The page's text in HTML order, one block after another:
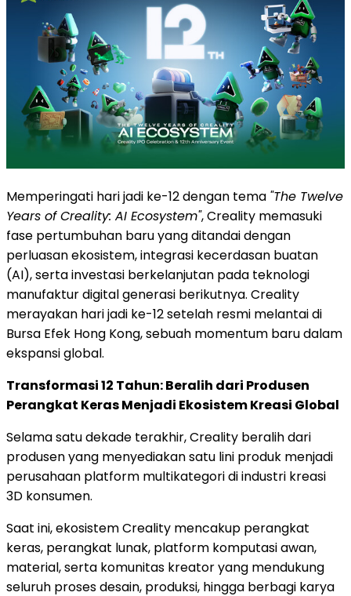
Memperingati hari jadi ke-12 dengan tema "The Twelve
Years of Creality: AI Ecosystem", Creality memasuki
fase pertumbuhan baru yang ditandai dengan
perluasan ekosistem, integrasi kecerdasan buatan
(AI), serta investasi berkelanjutan pada teknologi
manufaktur digital generasi berikutnya. Creality
merayakan hari jadi ke-12 setelah resmi melantai di
Bursa Efek Hong Kong, sebuah momentum baru dalam
ekspansi global.
Transformasi 12 Tahun: Beralih dari Produsen
Perangkat Keras Menjadi Ekosistem Kreasi Global
Selama satu dekade terakhir, Creality beralih dari
produsen yang menyediakan satu lini produk menjadi
perusahaan platform multikategori di industri kreasi
3D konsumen.
Saat ini, ekosistem Creality mencakup perangkat
keras, perangkat lunak, platform komputasi awan,
material, serta komunitas kreator yang mendukung
seluruh proses desain, produksi, hingga berbagi karya